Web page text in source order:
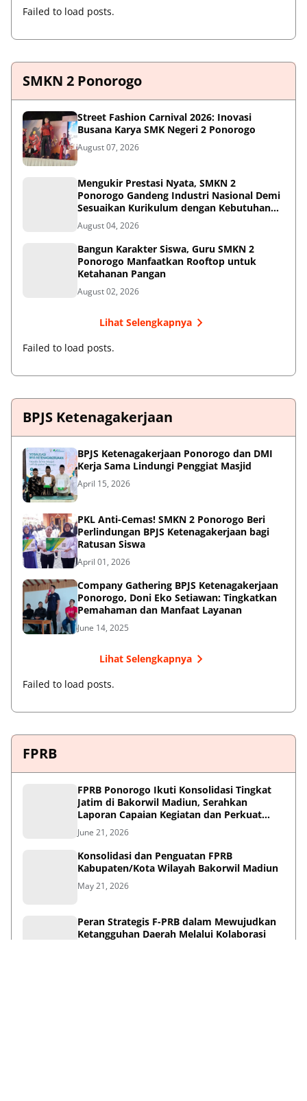
Failed to load posts.
SMKN 2 Ponorogo
Street Fashion Carnival 2026: Inovasi
Busana Karya SMK Negeri 2 Ponorogo
August 07, 2026
Mengukir Prestasi Nyata, SMKN 2
Ponorogo Gandeng Industri Nasional Demi
Sesuaikan Kurikulum dengan Kebutuhan
Dunia Kerja
August 04, 2026
Bangun Karakter Siswa, Guru SMKN 2
Ponorogo Manfaatkan Rooftop untuk
Ketahanan Pangan
August 02, 2026
Lihat Selengkapnya
Failed to load posts.
BPJS Ketenagakerjaan
BPJS Ketenagakerjaan Ponorogo dan DMI
Kerja Sama Lindungi Penggiat Masjid
April 15, 2026
PKL Anti-Cemas! SMKN 2 Ponorogo Beri
Perlindungan BPJS Ketenagakerjaan bagi
Ratusan Siswa
April 01, 2026
Company Gathering BPJS Ketenagakerjaan
Ponorogo, Doni Eko Setiawan: Tingkatkan
Pemahaman dan Manfaat Layanan
June 14, 2025
Lihat Selengkapnya
Failed to load posts.
FPRB
FPRB Ponorogo Ikuti Konsolidasi Tingkat
Jatim di Bakorwil Madiun, Serahkan
Laporan Capaian Kegiatan dan Perkuat
Sinergi Pentahelix
June 21, 2026
Konsolidasi dan Penguatan FPRB
Kabupaten/Kota Wilayah Bakorwil Madiun
May 21, 2026
Peran Strategis F-PRB dalam Mewujudkan
Ketangguhan Daerah Melalui Kolaborasi